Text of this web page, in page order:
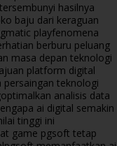
hasilnya
baju dari keraguan
playfenomena
berburu peluang
masa depan teknologi
platform digital
teknologi
analisis data
ai digital semakin
tinggi ini
game pgsoft tetap